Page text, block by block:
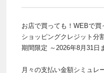
お店で買っても！WEBで買
ショッピングクレジット分
期間限定 ～2026年8月31日
月々の支払い金額シミュレ